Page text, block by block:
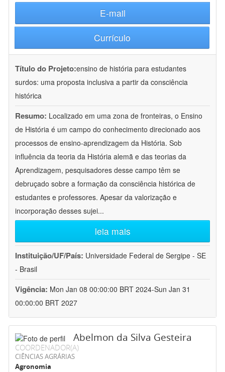
E-mail
Currículo
Título do Projeto:ensino de história para estudantes
surdos: uma proposta inclusiva a partir da consciência
histórica
Resumo: Localizado em uma zona de fronteiras, o Ensino
de História é um campo do conhecimento direcionado aos
processos de ensino-aprendizagem da História. Sob
influência da teoria da História alemã e das teorias da
Aprendizagem, pesquisadores desse campo têm se
debruçado sobre a formação da consciência histórica de
estudantes e professores. Apesar da valorização e
incorporação desses sujei...
leia mais
Instituição/UF/País: Universidade Federal de Sergipe - SE
- Brasil
Vigência: Mon Jan 08 00:00:00 BRT 2024-Sun Jan 31
00:00:00 BRT 2027
Abelmon da Silva Gesteira
COORDENADOR(A)
CIÊNCIAS AGRÁRIAS
Agronomia